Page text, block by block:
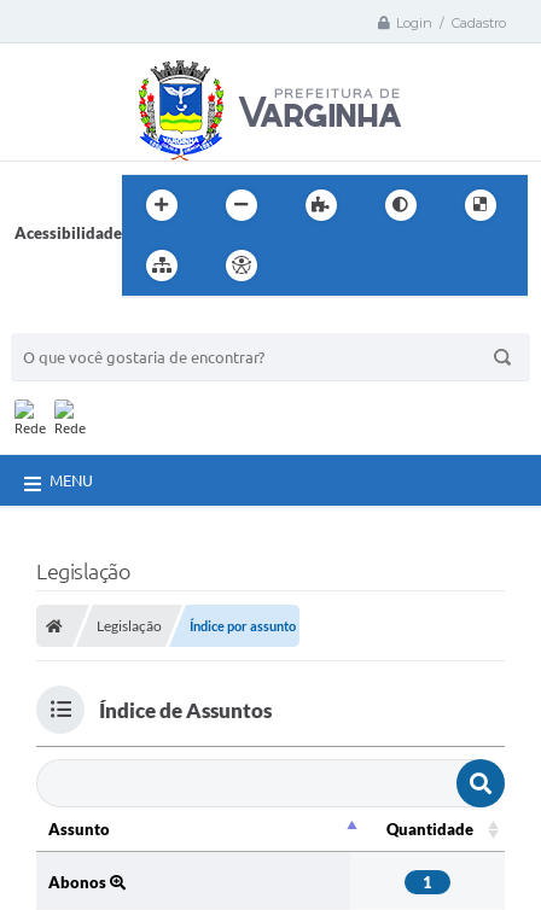
Login / Cadastro
Acessibilidade
MENU
Legislação
Legislação Índice por assunto
Índice de Assuntos
Assunto
Quantidade
Abonos
1